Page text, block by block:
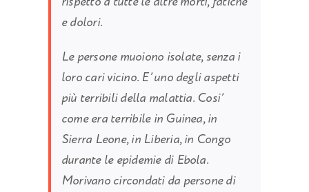
e dolori.
Le persone muoiono isolate, senza i
loro cari vicino. E’ uno degli aspetti
più terribili della malattia. Cosi’
come era terribile in Guinea, in
Sierra Leone, in Liberia, in Congo
durante le epidemie di Ebola.
Morivano circondati da persone di